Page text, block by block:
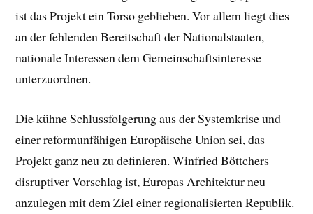
ist das Projekt ein Torso geblieben. Vor allem liegt dies
an der fehlenden Bereitschaft der Nationalstaaten,
nationale Interessen dem Gemeinschaftsinteresse
unterzuordnen.
Die kühne Schlussfolgerung aus der Systemkrise und
einer reformunfähigen Europäische Union sei, das
Projekt ganz neu zu definieren. Winfried Böttchers
disruptiver Vorschlag ist, Europas Architektur neu
anzulegen mit dem Ziel einer regionalisierten Republik.